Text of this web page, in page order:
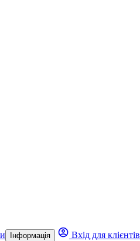
Інформація Вхід для клієнтів